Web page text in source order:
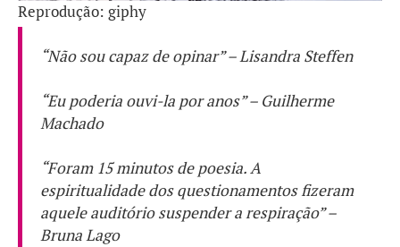
Reprodução: giphy
“Não sou capaz de opinar” – Lisandra Steffen
“Eu poderia ouvi-la por anos” – Guilherme
Machado
“Foram 15 minutos de poesia. A
espiritualidade dos questionamentos fizeram
aquele auditório suspender a respiração” –
Bruna Lago